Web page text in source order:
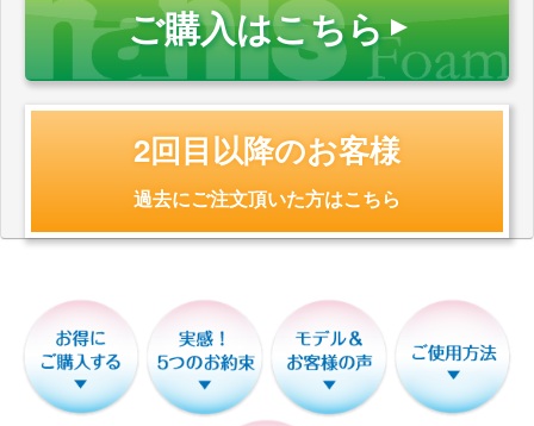
ご購入はこちら
2回目以降のお客様
過去にご注文頂いた方はこちら